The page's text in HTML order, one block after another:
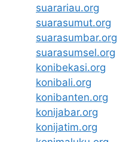
suarariau.org
suarasumut.org
suarasumbar.org
suarasumsel.org
konibekasi.org
konibali.org
konibanten.org
konijabar.org
konijatim.org